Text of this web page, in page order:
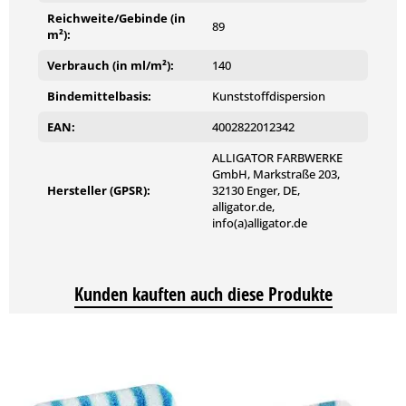
Glasgewebe
Beschichtungsaufbau
Erstbeschichtungen
Grundweiß LEF oder Grundierfarbe WP
: max. 3% verdünnt
: möglichst unverdünnt
oder Grundierfarbe WP – auf tragfähigen Untergründen
kann auf eine zusätzliche Grundierung verzichtet werden.
Untergrundbedingungen
Reichweite/Gebinde (in
m²):
89
Verbrauch (in ml/m²):
140
Bindemittelbasis:
Kunststoffdispersion
EAN:
4002822012342
Hersteller (GPSR):
ALLIGATOR FARBWERKE
GmbH, Markstraße 203,
32130 Enger, DE,
alligator.de,
info(a)alligator.de
Kunden kauften auch diese Produkte